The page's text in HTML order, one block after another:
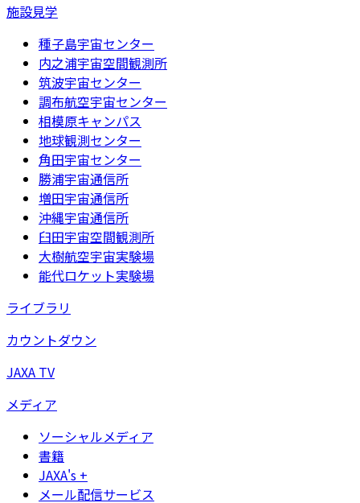
施設見学
種子島宇宙センター
内之浦宇宙空間観測所
筑波宇宙センター
調布航空宇宙センター
相模原キャンパス
地球観測センター
角田宇宙センター
勝浦宇宙通信所
増田宇宙通信所
沖縄宇宙通信所
臼田宇宙空間観測所
大樹航空宇宙実験場
能代ロケット実験場
ライブラリ
カウントダウン
JAXA TV
メディア
ソーシャルメディア
書籍
JAXA's +
メール配信サービス